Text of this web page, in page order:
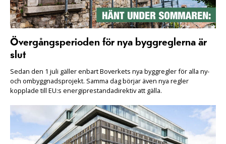
Övergångsperioden för nya byggreglerna är
slut
Sedan den 1 juli gäller enbart Boverkets nya byggregler för alla ny-
och ombyggnadsprojekt. Samma dag börjar även nya regler
kopplade till EU:s energiprestandadirektiv att gälla.